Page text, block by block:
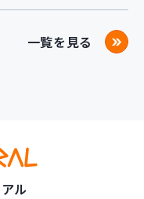
一覧を見る
ル